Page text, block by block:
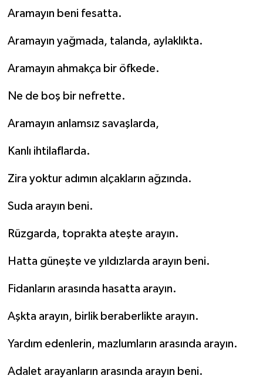
Aramayın beni fesatta.
Aramayın yağmada, talanda, aylaklıkta.
Aramayın ahmakça bir öfkede.
Ne de boş bir nefrette.
Aramayın anlamsız savaşlarda,
Kanlı ihtilaflarda.
Zira yoktur adımın alçakların ağzında.
Suda arayın beni.
Rüzgarda, toprakta ateşte arayın.
Hatta güneşte ve yıldızlarda arayın beni.
Fidanların arasında hasatta arayın.
Aşkta arayın, birlik beraberlikte arayın.
Yardım edenlerin, mazlumların arasında arayın.
Adalet arayanların arasında arayın beni.